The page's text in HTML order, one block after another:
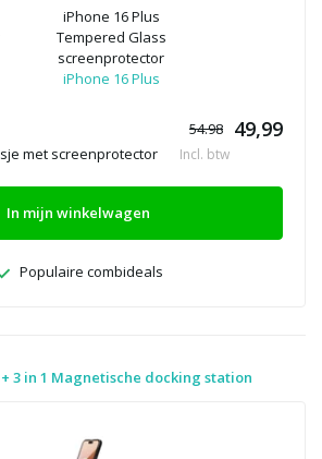
iPhone 16 Plus
Tempered Glass
screenprotector
iPhone 16 Plus
54.98 49,99
met screenprotector Incl. btw
In mijn winkelwagen
Populaire combideals
3 in 1 Magnetische docking station